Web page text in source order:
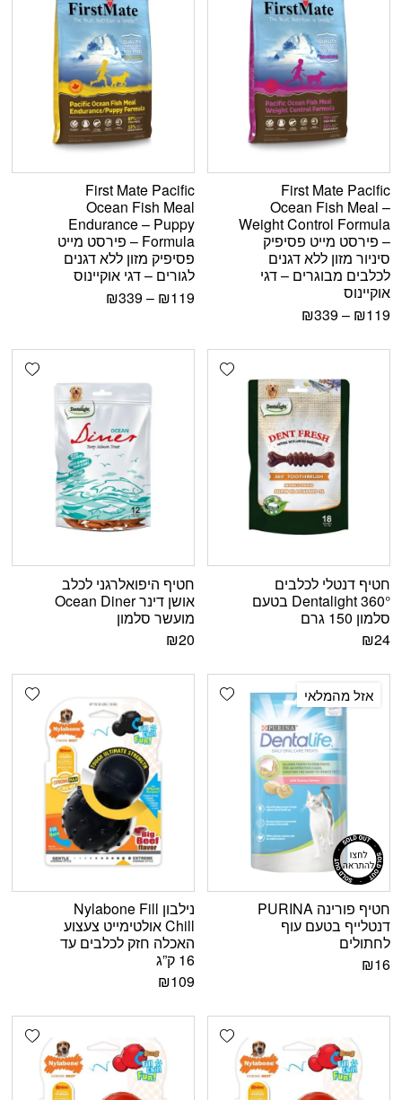
First Mate Pacific
Ocean Fish Meal –
Weight Control Formula
– פירסט מייט פסיפיק
סיניור מזון ללא דגנים
לכלבים מבוגרים – דגי
אוקיינוס
₪119
–
₪339
First Mate Pacific
Ocean Fish Meal
Endurance – Puppy
Formula – פירסט מייט
פסיפיק מזון ללא דגנים
לגורים – דגי אוקיינוס
₪119
–
₪339
Add wishlist
חטיף דנטלי לכלבים
Dentalight 360° בטעם
סלמון 150 גרם
₪24
חטיף היפואלרגני לכלב
אושן דינר Ocean Diner
מועשר סלמון
₪20
Add wishlist אזל מהמלאי
חטיף פורינה PURINA
דנטלייף בטעם עוף
לחתולים
₪16
נילבון Nylabone Fill
Chill אולטימייט צעצוע
האכלה חזק לכלבים עד
16 ק”ג
₪109
Add wishlist